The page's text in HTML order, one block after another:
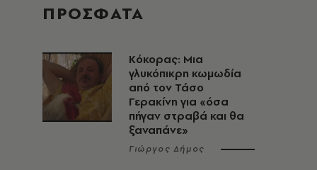
ΠΡΟΣΦΑΤΑ
Κόκορας: Μια
γλυκόπικρη κωμωδία
από τον Τάσο
Γερακίνη για «όσα
πήγαν στραβά και θα
ξαναπάνε»
Γιώργος Δήμος